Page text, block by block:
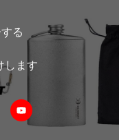
る
します